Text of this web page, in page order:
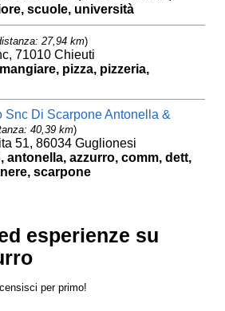
scuole, università
27,94 km)
71010 Chieuti
pizza, pizzeria,
Snc Di Scarpone Antonella &
40,39 km)
51, 86034 Guglionesi
antonella, azzurro, comm, dett,
scarpone
esperienze su
per primo!